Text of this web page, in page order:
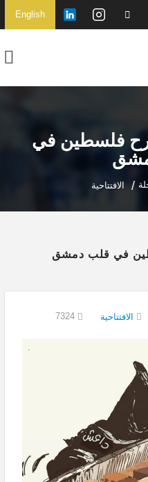
English
فلسطين في
الافتتاحية
في قلب دمشق
الافتتاحية